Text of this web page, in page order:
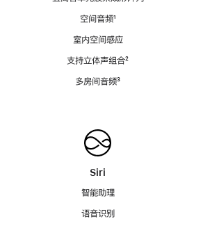
空间音频脚
¹
室内空间感应
支持立体声组合脚
²
多房间音频脚
³
Siri
智能助理
语音识别